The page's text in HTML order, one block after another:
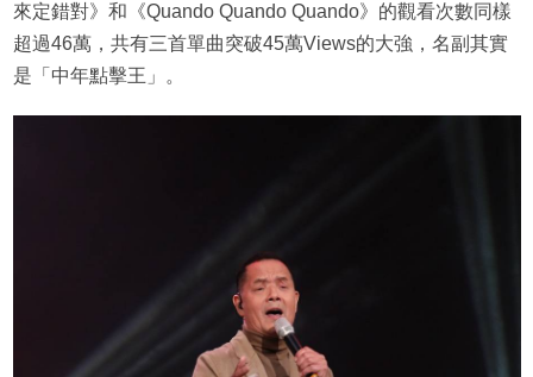
來定錯對》和《Quando Quando Quando》的觀看次數同樣
超過46萬，共有三首單曲突破45萬Views的大強，名副其實
是「中年點擊王」。